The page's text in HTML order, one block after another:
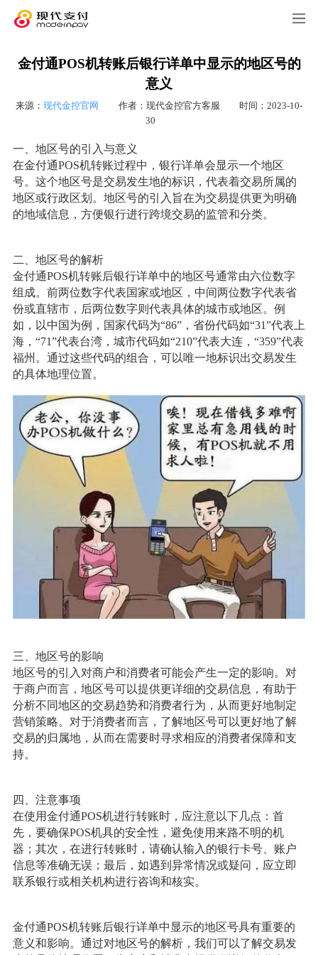
金付通POS机转账后银行详单中显示的地区号的
意义
来源： 现代金控官网 作者：现代金控官方客服
时间：2023-10-
30
一、地区号的引入与意义
在金付通POS机转账过程中，银行详单会显示一个地区
号。这个地区号是交易发生地的标识，代表着交易所属的
地区或行政区划。地区号的引入旨在为交易提供更为明确
的地域信息，方便银行进行跨境交易的监管和分类。
二、地区号的解析
金付通POS机转账后银行详单中的地区号通常由六位数字
组成。前两位数字代表国家或地区，中间两位数字代表省
份或直辖市，后两位数字则代表具体的城市或地区。例
如，以中国为例，国家代码为“86”，省份代码如“31”代表上
海，“71”代表台湾，城市代码如“210”代表大连，“359”代表
福州。通过这些代码的组合，可以唯一地标识出交易发生
的具体地理位置。
三、地区号的影响
地区号的引入对商户和消费者可能会产生一定的影响。对
于商户而言，地区号可以提供更详细的交易信息，有助于
分析不同地区的交易趋势和消费者行为，从而更好地制定
营销策略。对于消费者而言，了解地区号可以更好地了解
交易的归属地，从而在需要时寻求相应的消费者保障和支
持。
四、注意事项
在使用金付通POS机进行转账时，应注意以下几点：首
先，要确保POS机具的安全性，避免使用来路不明的机
器；其次，在进行转账时，请确认输入的银行卡号、账户
信息等准确无误；最后，如遇到异常情况或疑问，应立即
联系银行或相关机构进行咨询和核实。
金付通POS机转账后银行详单中显示的地区号具有重要的
意义和影响。通过对地区号的解析，我们可以了解交易发